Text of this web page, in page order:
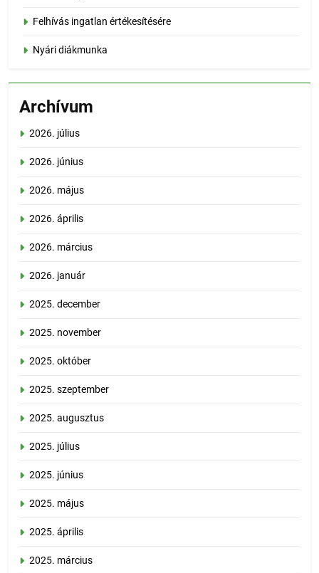
Felhívás ingatlan értékesítésére
Nyári diákmunka
Archívum
2026. július
2026. június
2026. május
2026. április
2026. március
2026. január
2025. december
2025. november
2025. október
2025. szeptember
2025. augusztus
2025. július
2025. június
2025. május
2025. április
2025. március